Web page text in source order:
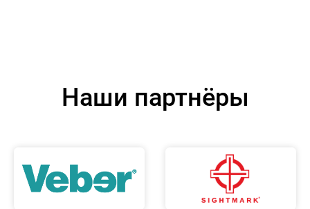
Наши партнёры